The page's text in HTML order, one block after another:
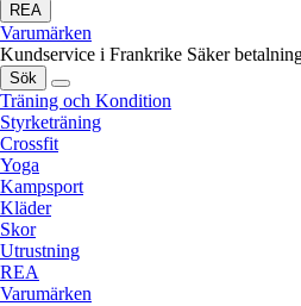
REA
Varumärken
Kundservice i Frankrike Säker
Sök
Träning och Kondition
Styrketräning
Crossfit
Yoga
Kampsport
Kläder
Skor
Utrustning
REA
Varumärken